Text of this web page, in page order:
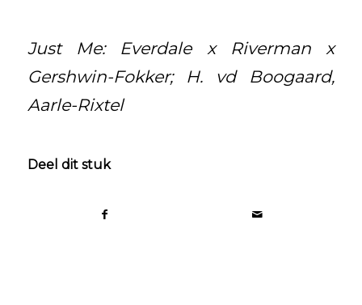
Just Me: Everdale x Riverman x
Gershwin-Fokker; H. vd Boogaard,
Aarle-Rixtel
Deel dit stuk